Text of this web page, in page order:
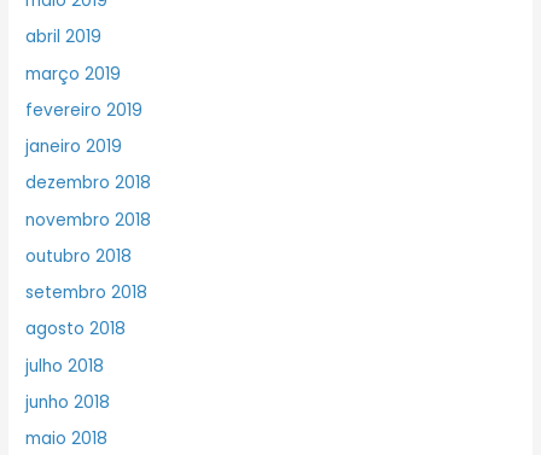
abril 2019
março 2019
fevereiro 2019
janeiro 2019
dezembro 2018
novembro 2018
outubro 2018
setembro 2018
agosto 2018
julho 2018
junho 2018
maio 2018